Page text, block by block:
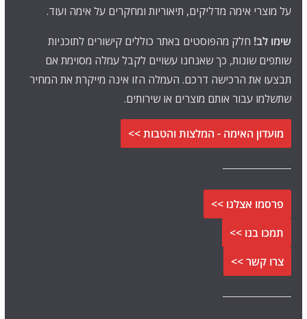
על מוצרי אימה מדליקים, תיאוריות ומחקרים על אימה ועוד.
שימו לב! חלק מהפוסטים באתר כוללים קישורים לתוכניות
שותפים שונות, כך שאנחנו עשויים לקבל עמלה מסוימת אם
תבצעו את הרכישה דרכם. העמלה הזו אינה מייקרת את המחיר
שתשלמו עבור אותם מוצרים או שירותים.
מועדון האימה - המלצות והטבות >>
פרסמו אצלנו >>
תמכו בנו >>
צרו קשר >>